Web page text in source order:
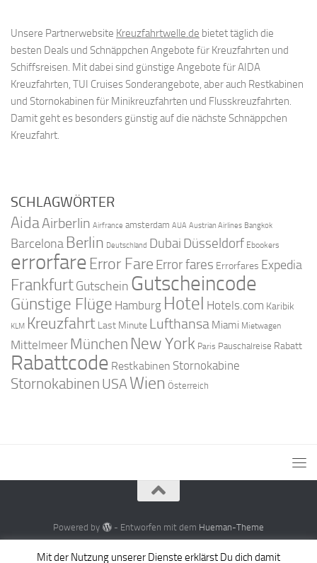
Unsere Partnerwebsite Kreuzfahrtwelle.de bietet täglich die
besten Deals und Schnäppchen Angebote für Kreuzfahrten und
Schiffsreisen. Mit dabei sind günstige Angebote für AIDA
Kreuzfahrten, TUI Cruises Sonderangebote, aber auch Restkabinen
und Stornokabinen für Minikreuzfahrten und Flusskreuzfahrten.
Damit geht es besonders günstig auf die nächste Schnäppchen
Kreuzfahrt.
SCHLAGWÖRTER
AidaAirberlin Airfrance amsterdam AUA Austrian Airlines Bangkok
Barcelona Berlin Deutschland Dubai Düsseldorf Ebookers
errorfare Error Fare Error fares Errorfares Expedia
FrankfurtGutschein Gutscheincode
Günstige Flüge Hamburg Hotel Hotels.com Karibik
KLM Kreuzfahrt Last Minute Lufthansa Miami Mietwagen
Mittelmeer München New York Paris Pauschalreise Rabatt
Rabattcode Restkabinen Stornokabine
Stornokabinen USAWien Österreich
Powered by - Entworfen mit dem Hueman-Theme
Mit der Nutzung unserer Dienste erklärst Du dich damit